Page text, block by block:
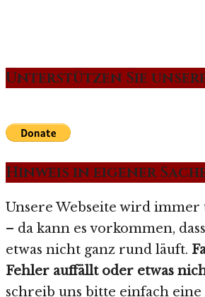
Unterstützen Sie
Hinweis in eigener
Unsere Webseite wird
– da kann es vorkommen,
etwas nicht ganz rund läuft.
Fehler auffällt oder etwas
schreib uns bitte einfach eine